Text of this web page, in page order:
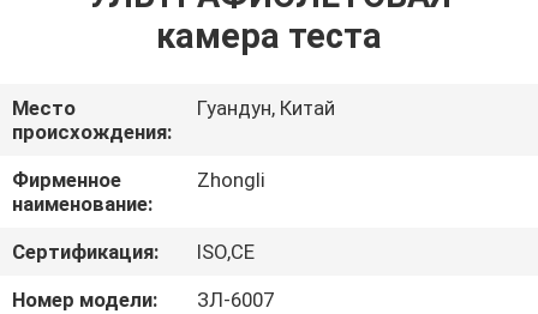
О
НАС
ПУТЕШЕСТВИЕ
ФАБРИКИ
камера теста
Место
происхождения:
Гуандун, Китай
Фирменное
наименование:
Zhongli
Сертификация:
ISO,CE
Номер модели:
ЗЛ-6007